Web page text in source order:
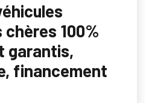
chères 100%
garantis,
financement